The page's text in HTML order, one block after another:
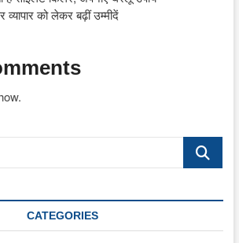
को लेकर बढ़ीं उम्मीदें
Search
CATEGORIES